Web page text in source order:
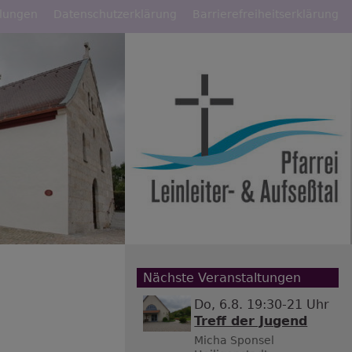
Nächste Veranstaltungen
Do, 6.8. 19:30-21 Uhr
Treff der Jugend
Micha Sponsel